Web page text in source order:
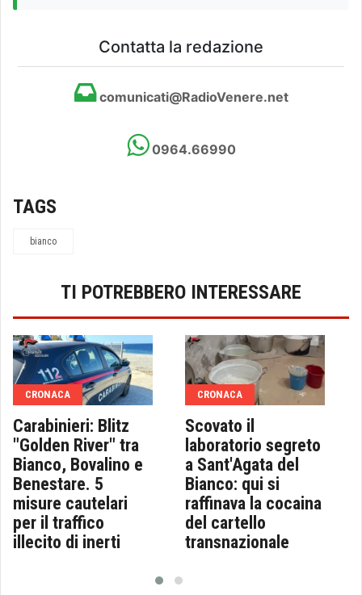
Contatta la redazione
comunicati@RadioVenere.net
0964.66990
TAGS
bianco
TI POTREBBERO INTERESSARE
CRONACA
Carabinieri: Blitz
"Golden River" tra
Bianco, Bovalino e
Benestare. 5
misure cautelari
per il traffico
illecito di inerti
CRONACA
Scovato il
laboratorio segreto
a Sant'Agata del
Bianco: qui si
raffinava la cocaina
del cartello
transnazionale